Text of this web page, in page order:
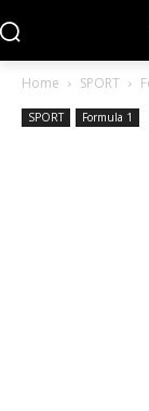
Home SPORT
SPORT Formula 1